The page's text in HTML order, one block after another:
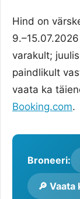
Hind on
varakult;
paindlikult
vaata ka
Booking.com.
Broneeri:
🔎